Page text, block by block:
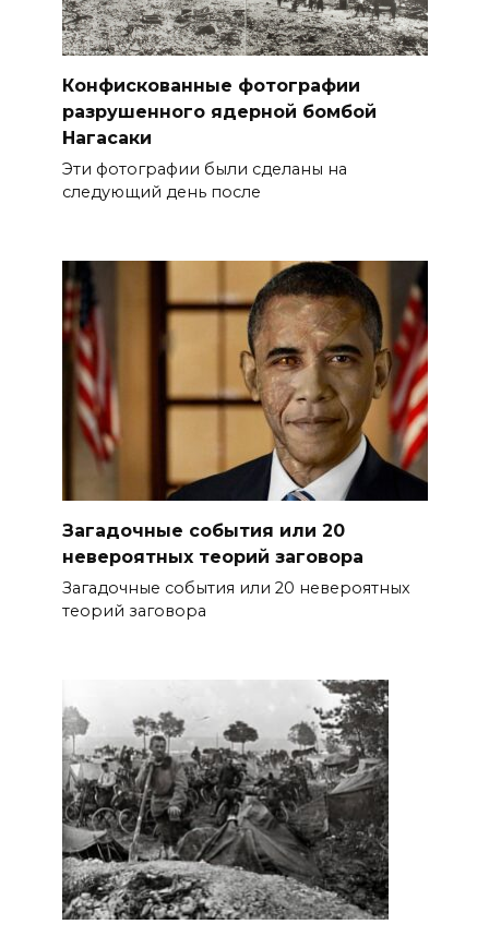
Конфискованные фотографии
разрушенного ядерной бомбой
Нагасаки
Эти фотографии были сделаны на
следующий день после
Загадочные события или 20
невероятных теорий заговора
Загадочные события или 20 невероятных
теорий заговора